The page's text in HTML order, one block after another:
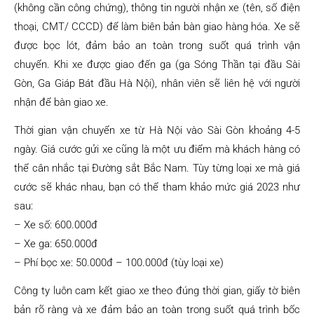
(không cần công chứng), thông tin người nhận xe (tên, số điện
thoại, CMT/ CCCD) để làm biên bản bàn giao hàng hóa. Xe sẽ
được bọc lót, đảm bảo an toàn trong suốt quá trình vận
chuyển. Khi xe được giao đến ga (ga Sóng Thần tại đầu Sài
Gòn, Ga Giáp Bát đầu Hà Nội), nhân viên sẽ liên hệ với người
nhận để bàn giao xe.
Thời gian vận chuyển xe từ Hà Nội vào Sài Gòn khoảng 4-5
ngày. Giá cước gửi xe cũng là một ưu điểm mà khách hàng có
thể cân nhắc tại Đường sắt Bắc Nam. Tùy từng loại xe mà giá
cước sẽ khác nhau, bạn có thể tham khảo mức giá 2023 như
sau:
– Xe số: 600.000đ
– Xe ga: 650.000đ
– Phí bọc xe: 50.000đ – 100.000đ (tùy loại xe)
Công ty luôn cam kết giao xe theo đúng thời gian, giấy tờ biên
bản rõ ràng và xe đảm bảo an toàn trong suốt quá trình bốc